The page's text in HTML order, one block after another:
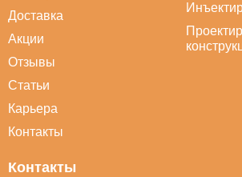
Доставка
Акции
Отзывы
Статьи
Карьера
Контакты
Контакты